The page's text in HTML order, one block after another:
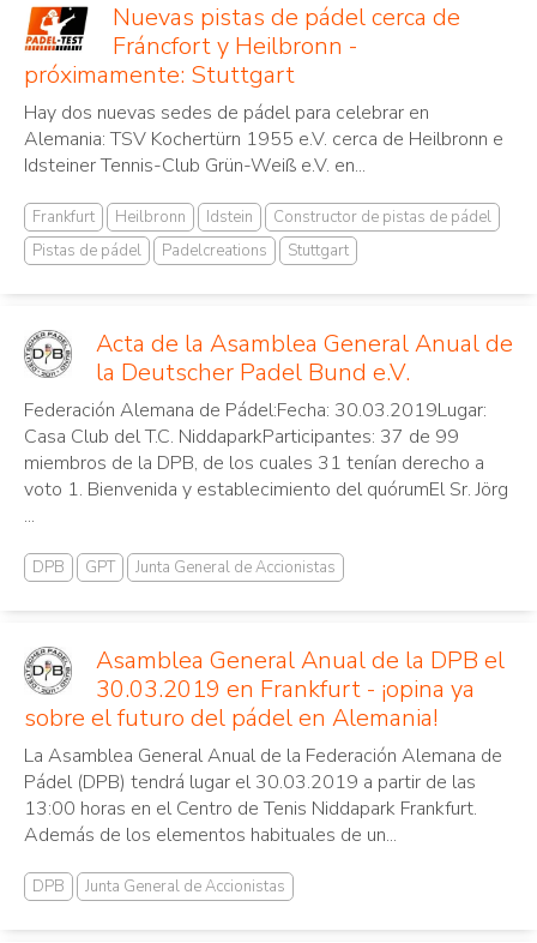
Nuevas pistas de pádel cerca de
Fráncfort y Heilbronn -
próximamente: Stuttgart
Hay dos nuevas sedes de pádel para celebrar en
Alemania: TSV Kochertürn 1955 e.V. cerca de Heilbronn e
Idsteiner Tennis-Club Grün-Weiß e.V. en...
Frankfurt Heilbronn Idstein
Constructor de pistas de pádel
Pistas de pádel
Padelcreations Stuttgart
Acta de la Asamblea General Anual de
la Deutscher Padel Bund e.V.
Federación Alemana de Pádel:Fecha: 30.03.2019Lugar:
Casa Club del T.C. NiddaparkParticipantes: 37 de 99
miembros de la DPB, de los cuales 31 tenían derecho a
voto 1. Bienvenida y establecimiento del quórumEl Sr. Jörg
...
DPB GPT Junta General de Accionistas
Asamblea General Anual de la DPB el
30.03.2019 en Frankfurt - ¡opina ya
sobre el futuro del pádel en Alemania!
La Asamblea General Anual de la Federación Alemana de
Pádel (DPB) tendrá lugar el 30.03.2019 a partir de las
13:00 horas en el Centro de Tenis Niddapark Frankfurt.
Además de los elementos habituales de un...
DPB Junta General de Accionistas